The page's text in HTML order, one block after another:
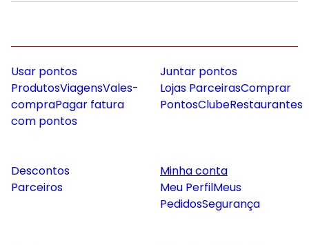
Usar pontos
ProdutosViagensVales-
compraPagar fatura
com pontos
Juntar pontos
Lojas ParceirasComprar
PontosClubeRestaurantes
Descontos
Parceiros
Minha conta
Meu PerfilMeus
PedidosSegurança